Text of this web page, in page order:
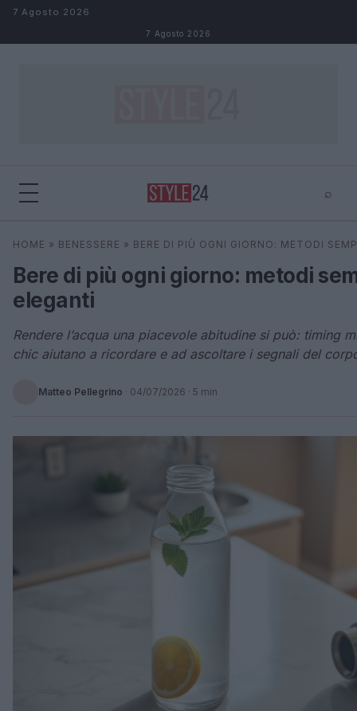
Salta al contenuto
7 Agosto 2026
7 Agosto 2026
⌕
Cerca ⌕ ×
HOME » BENESSERE » BERE DI PIÙ OGNI GIORNO: METODI
Bere di più ogni giorno: metodi
eleganti
Rendere l’acqua una piacevole abitudine si può: timing
chic aiutano a ricordare e ad ascoltare i segnali del
Matteo Pellegrino · 04/07/2026 · 5 min